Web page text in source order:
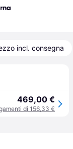
incl. consegna
469,00 €
di 156,33 €